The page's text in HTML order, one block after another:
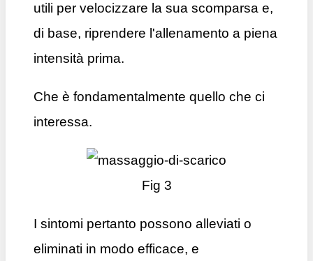
utili per velocizzare la sua scomparsa e,
di base, riprendere l'allenamento a piena
intensità prima.
Che è fondamentalmente quello che ci
interessa.
Fig 3
I sintomi pertanto possono alleviati o
eliminati in modo efficace, e